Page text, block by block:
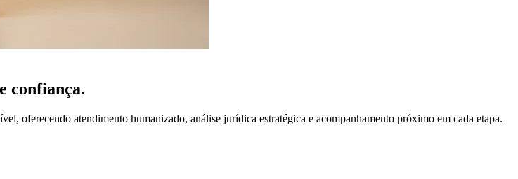
e confiança.
oferecendo atendimento humanizado, análise jurídica estratégica e acompanhamento próximo em cada etapa.